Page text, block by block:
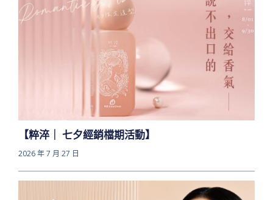
【粹淬｜ 七夕經銷檔期活動】
2026 年 7 月 27 日